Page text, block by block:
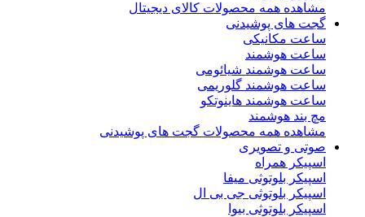
مشاهده همه محصولات کالای دیجیتال
گجت های پوشیدنی
ساعت مکانیکی
ساعت هوشمند
ساعت هوشمند شیائومی
ساعت هوشمند گلوریمی
ساعت هوشمند هاینوتکو
مچ بند هوشمند
مشاهده همه محصولات گجت های پوشیدنی
صوتی و تصویری
اسپیکر همراه
اسپیکر بلوتوثی میفا
اسپیکر بلوتوثی جی بی ال
اسپیکر بلوتوثی بیوا